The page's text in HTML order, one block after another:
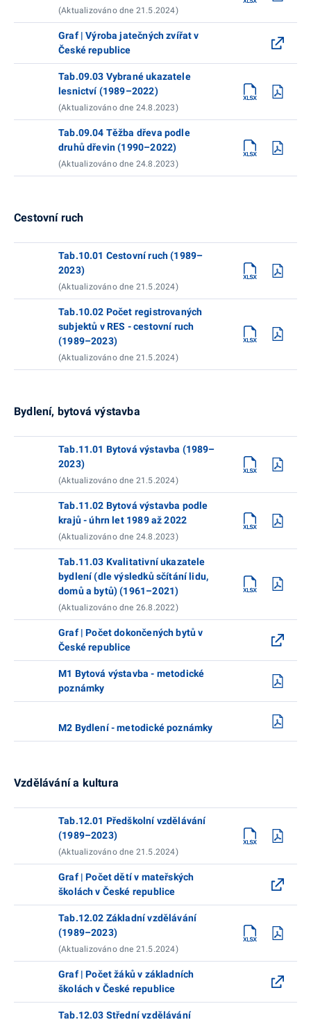
(Aktualizováno dne 21.5.2024)
Graf | Výroba jatečných zvířat v
České republice
Tab.09.03 Vybrané ukazatele
lesnictví (1989–2022)
(Aktualizováno dne 24.8.2023)
Tab.09.04 Těžba dřeva podle
druhů dřevin (1990–2022)
(Aktualizováno dne 24.8.2023)
Cestovní ruch
Tab.10.01 Cestovní ruch (1989–
2023)
(Aktualizováno dne 21.5.2024)
Tab.10.02 Počet registrovaných
subjektů v RES - cestovní ruch
(1989–2023)
(Aktualizováno dne 21.5.2024)
Bydlení, bytová výstavba
Tab.11.01 Bytová výstavba (1989–
2023)
(Aktualizováno dne 21.5.2024)
Tab.11.02 Bytová výstavba podle
krajů - úhrn let 1989 až 2022
(Aktualizováno dne 24.8.2023)
Tab.11.03 Kvalitativní ukazatele
bydlení (dle výsledků sčítání lidu,
domů a bytů) (1961–2021)
(Aktualizováno dne 26.8.2022)
Graf | Počet dokončených bytů v
České republice
M1 Bytová výstavba - metodické
poznámky
M2 Bydlení - metodické poznámky
Vzdělávání a kultura
Tab.12.01 Předškolní vzdělávání
(1989–2023)
(Aktualizováno dne 21.5.2024)
Graf | Počet dětí v mateřských
školách v České republice
Tab.12.02 Základní vzdělávání
(1989–2023)
(Aktualizováno dne 21.5.2024)
Graf | Počet žáků v základních
školách v České republice
Tab.12.03 Střední vzdělávání